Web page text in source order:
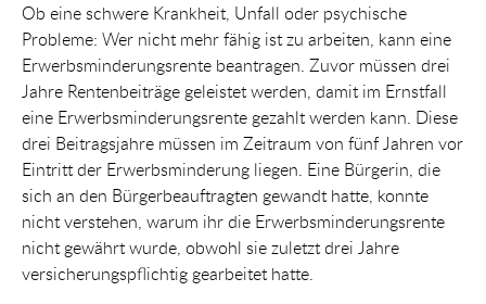
Ob eine schwere Krankheit, Unfall oder psychische
Probleme: Wer nicht mehr fähig ist zu arbeiten, kann eine
Erwerbsminderungsrente beantragen. Zuvor müssen drei
Jahre Rentenbeiträge geleistet werden, damit im Ernstfall
eine Erwerbsminderungsrente gezahlt werden kann. Diese
drei Beitragsjahre müssen im Zeitraum von fünf Jahren vor
Eintritt der Erwerbsminderung liegen. Eine Bürgerin, die
sich an den Bürgerbeauftragten gewandt hatte, konnte
nicht verstehen, warum ihr die Erwerbsminderungsrente
nicht gewährt wurde, obwohl sie zuletzt drei Jahre
versicherungspflichtig gearbeitet hatte.